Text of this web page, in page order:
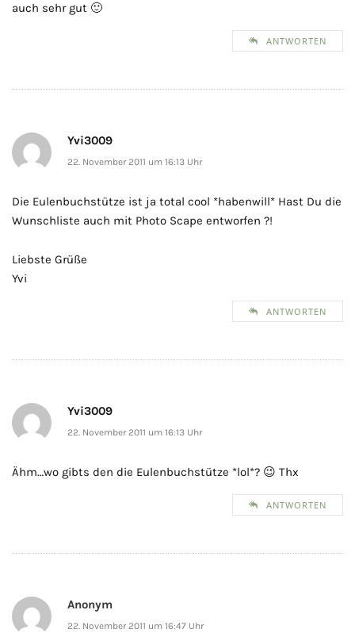
auch sehr gut 🙂
ANTWORTEN
Yvi3009
22. November 2011 um 16:13 Uhr
Die Eulenbuchstütze ist ja total cool *habenwill* Hast Du die
Wunschliste auch mit Photo Scape entworfen ?!
Liebste Grüße
Yvi
ANTWORTEN
Yvi3009
22. November 2011 um 16:13 Uhr
Ähm…wo gibts den die Eulenbuchstütze *lol*? 😉 Thx
ANTWORTEN
Anonym
22. November 2011 um 16:47 Uhr